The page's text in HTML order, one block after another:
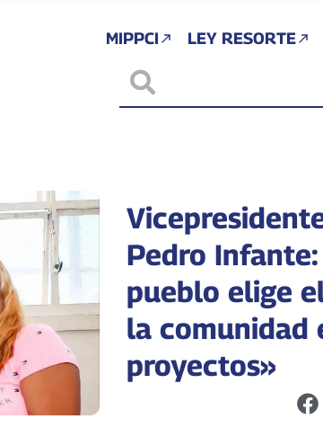
MIPPCI LEY RESORTE
Pedro
pueblo elige
la comunidad
proyectos»